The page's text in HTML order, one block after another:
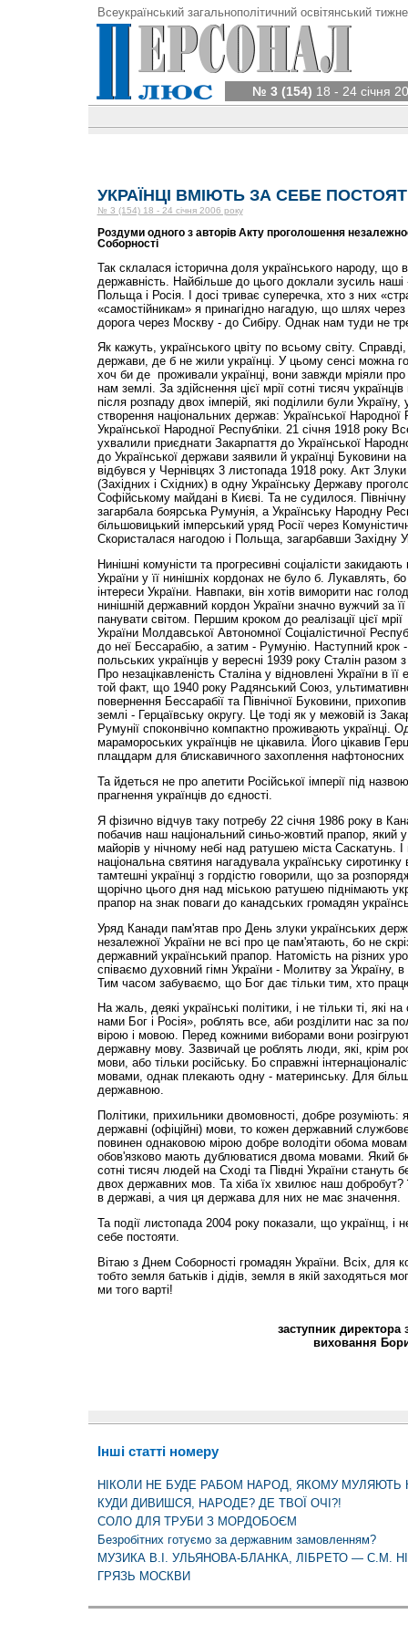
Всеукраїнський загальнополітичний освітянський
№ 3 (154) 18 - 24 січня
УКРАЇНЦІ ВМІЮТЬ ЗА СЕБЕ
№ 3 (154) 18 - 24 січня 2006 року
Роздуми одного з авторів Акту проголошення
Соборності
Так склалася історична доля українського народу, що
державність. Найбільше до цього доклали зусиль наші
Польща і Росія. І досі триває суперечка, хто з них
«самостійникам» я принагідно нагадую, що шлях
дорога через Москву - до Сибіру. Однак нам туди не
Як кажуть, українського цвіту по всьому світу.
держави, де б не жили українці. У цьому сенсі можна
хоч би де проживали українці, вони завжди мріяли
нам землі. За здійснення цієї мрії сотні тисяч
після розпаду двох імперій, які поділили були Україну,
створення національних держав: Української Народної
Української Народної Республіки. 21 січня 1918 року
ухвалили приєднати Закарпаття до Української
до Української держави заявили й українці Буковини
відбувся у Чернівцях 3 листопада 1918 року. Акт Злуки
(Західних і Східних) в одну Українську Державу
Софійському майдані в Києві. Та не судилося.
загарбала боярська Румунія, а Українську Народну
більшовицький імперський уряд Росії через
Скористалася нагодою і Польща, загарбавши Західну
Нинішні комуністи та прогресивні соціалісти
України у її нинішніх кордонах не було б. Лукавлять,
інтереси України. Навпаки, він хотів виморити нас
нинішній державний кордон України значно вужчий за її
панувати світом. Першим кроком до реалізації цієї
України Молдавської Автономної Соціалістичної
до неї Бессарабію, а затим - Румунію. Наступний крок
польських українців у вересні 1939 року Сталін разом
Про незацікавленість Сталіна у відновлені України в її
той факт, що 1940 року Радянський Союз,
повернення Бессарабії та Північної Буковини,
землі - Герцаївську округу. Це тоді як у межовій із
Румунії споконвічно компактно проживають українці.
марамороських українців не цікавила. Його цікавив
плацдарм для блискавичного захоплення нафтоносних
Та йдеться не про апетити Російської імперії під
прагнення українців до єдності.
Я фізично відчув таку потребу 22 січня 1986 року в
побачив наш національний синьо-жовтий прапор, який
майорів у нічному небі над ратушею міста Саскатунь.
національна святиня нагадувала українську
тамтешні українці з гордістю говорили, що за
щорічно цього дня над міською ратушею піднімають
прапор на знак поваги до канадських громадян
Уряд Канади пам'ятав про День злуки українських
незалежної України не всі про це пам'ятають, бо не
державний український прапор. Натомість на різних
співаємо духовний гімн України - Молитву за Україну, в
Тим часом забуваємо, що Бог дає тільки тим, хто
На жаль, деякі українські політики, і не тільки ті, які
нами Бог і Росія», роблять все, аби розділити нас за
вірою і мовою. Перед кожними виборами вони
державну мову. Зазвичай це роблять люди, які, крім
мови, або тільки російську. Бо справжні
мовами, однак плекають одну - материнську. Для
державною.
Політики, прихильники двомовності, добре
державні (офіційні) мови, то кожен державний
повинен однаковою мірою добре володіти обома
обов'язково мають дублюватися двома мовами. Який
сотні тисяч людей на Сході та Півдні України стануть
двох державних мов. Та хіба їх хвилює наш добробут?
в державі, а чия ця держава для них не має значення.
Та події листопада 2004 року показали, що українщ, і
себе постояти.
Вітаю з Днем Соборності громадян України. Всіх, для
тобто земля батьків і дідів, земля в якій заходяться
ми того варті!
заступник директора
виховання
Інші статті номеру
НІКОЛИ НЕ БУДЕ РАБОМ НАРОД, ЯКОМУ МУЛЯЮТЬ
КУДИ ДИВИШСЯ, НАРОДЕ? ДЕ ТВОЇ ОЧІ?!
СОЛО ДЛЯ ТРУБИ З МОРДОБОЄМ
Безробітних готуємо за державним замовленням?
МУЗИКА В.І. УЛЬЯНОВА-БЛАНКА, ЛІБРЕТО — С.М.
ГРЯЗЬ МОСКВИ